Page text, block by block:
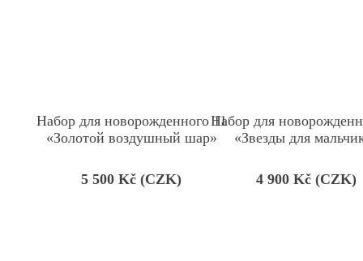
Набор для новорожденного 11
«Золотой воздушный шар»
5 500Kč (CZK)
Набор для
«Звезды для
4 900Kč (CZK)